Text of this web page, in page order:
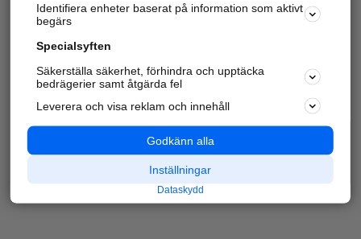
Identifiera enheter baserat på information som aktivt
begärs
Specialsyften
Säkerställa säkerhet, förhindra och upptäcka
bedrägerier samt åtgärda fel
Leverera och visa reklam och innehåll
Godkänn alla
Inställningar
Dataskydd